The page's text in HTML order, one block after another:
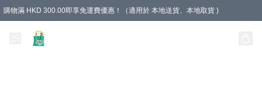
購物滿 HKD 300.00即享免運費優惠！（適用於 本地送貨、本地取貨 )